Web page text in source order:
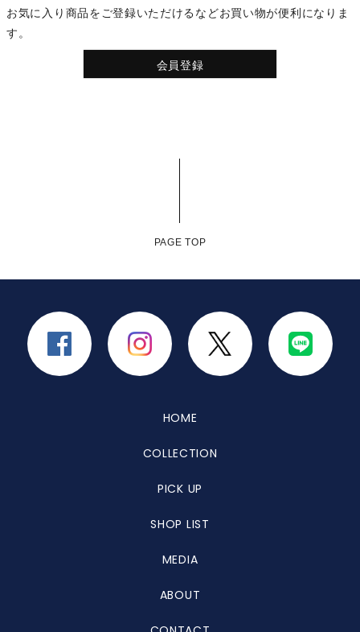
お気に入り商品をご登録いただけるなどお買い物が便利になりま
す。
会員登録
PAGE TOP
HOME
COLLECTION
PICK UP
SHOP LIST
MEDIA
ABOUT